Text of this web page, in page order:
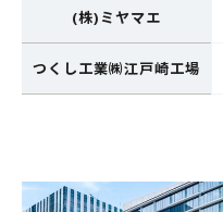
(株)ミヤマエ
つくし工業㈱江戸崎工場